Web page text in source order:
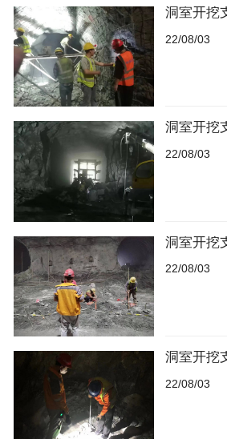
洞室开挖
22/08/03
洞室开挖
22/08/03
洞室开挖
22/08/03
洞室开挖
22/08/03